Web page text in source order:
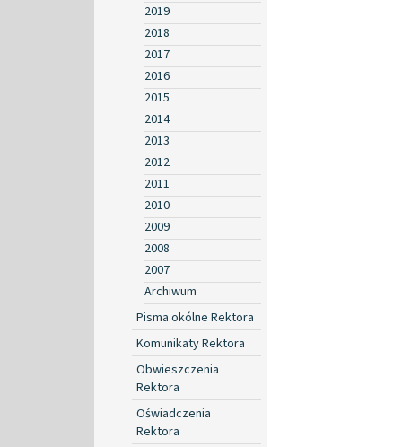
2019
2018
2017
2016
2015
2014
2013
2012
2011
2010
2009
2008
2007
Archiwum
Pisma okólne Rektora
Komunikaty Rektora
Obwieszczenia
Rektora
Oświadczenia
Rektora